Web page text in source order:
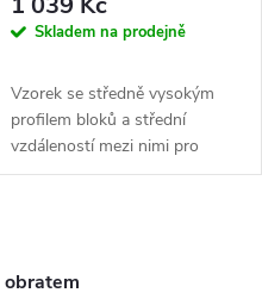
Skladem na prodejně
Vzorek se středně vysokým
profilem bloků a střední
vzdáleností mezi nimi pro
rychlou a jistou jízdu na
obratem